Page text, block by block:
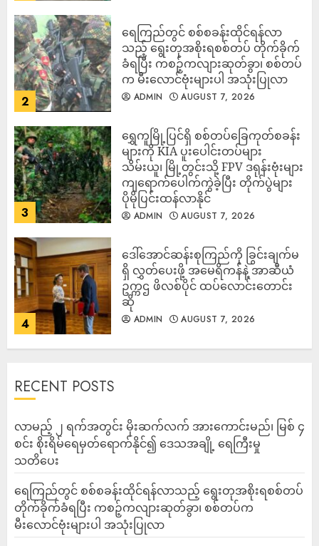
2
ရေကြည်တွင် စစ်စခန်းထိုင်ရန်လာ
သည့် ရွေးတုအစိုးရစစ်တပ် တိုက်ခိုက်
ခံရပြီး ကစဉ့်ကလျားဆုတ်ခွာ၊ စစ်တပ်
က မီးလောင်ဗုံးများပါ အသုံးပြုလာ
ADMIN AUGUST 7, 2026
3
‎ရွှေကူမြို့ပြင်ရှိ စစ်တပ်ခြေကုတ်စခန်း
များကို KIA ပူးပေါင်းတပ်များ
သိမ်းယူ၊ မြို့တွင်းသို့ FPV ဒရုန်းဗုံးများ
ကျရောက်ပေါက်ကွဲခဲ့ပြီး တိုက်ပွဲများ
ပိုမိုပြင်းထန်လာနိုင်
ADMIN AUGUST 7, 2026
4
ဒေါ်အောင်ဆန်းစုကြည်ကို ခြွင်းချက်မ
ရှိ လွှတ်ပေးဖို့ အမေရိကန်နဲ့ အာဆီယံ
ဥက္ကဌ ဖိလစ်ပိုင် ထပ်လောင်းတောင်း
ဆို
ADMIN AUGUST 7, 2026
RECENT POSTS
လာမည့် ၂ ရက်အတွင်း မိုးဆက်လက် အားကောင်းမည်၊ မြစ် ၄
စင်း စိုးရိမ်ရေမှတ်ရောက်နိုင်၍ ဒေသအချို့ ရေကြီးမှု
သတိပေး
ရေကြည်တွင် စစ်စခန်းထိုင်ရန်လာသည့် ရွေးတုအစိုးရစစ်တပ်
တိုက်ခိုက်ခံရပြီး ကစဉ့်ကလျားဆုတ်ခွာ၊ စစ်တပ်က
မီးလောင်ဗုံးများပါ အသုံးပြုလာ